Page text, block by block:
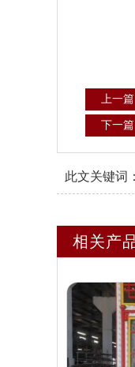
上一
下一
此文关键词：
相关产